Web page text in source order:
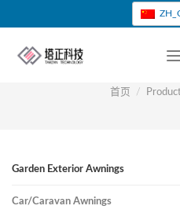
转
首页 /
Garden Exterior Awnings
Car/Caravan Awnings